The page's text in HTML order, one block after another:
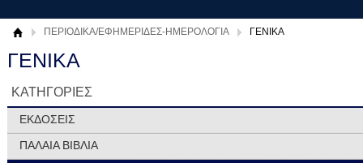
ΠΕΡΙΟΔΙΚΑ/ΕΦΗΜΕΡΙΔΕΣ-ΗΜΕΡΟΛΟΓΙΑ ΓΕΝΙΚΑ
ΓΕΝΙΚΑ
ΚΑΤΗΓΟΡΙΕΣ
ΕΚΔΟΣΕΙΣ
ΠΑΛΑΙΑ ΒΙΒΛΙΑ